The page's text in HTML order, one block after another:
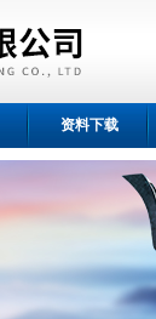
资料下载